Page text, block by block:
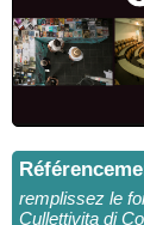
remplissez le
Cullettivita di